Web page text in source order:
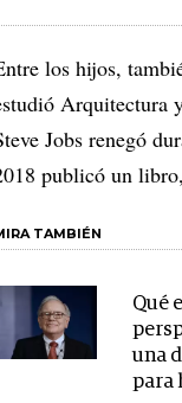
los hijos,
Arquitectura
Jobs renegó
publicó un libro,
TAMBIÉN
Qué
una
para